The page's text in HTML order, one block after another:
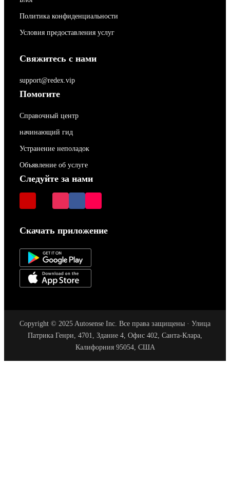
Политика конфиденциальности
Условия предоставления услуг
Свяжитесь с нами
support@redex.vip
Помогите
Справочный центр
начинающий гид
Устранение неполадок
Объявление об услуге
Следуйте за нами
Скачать приложение
Copyright © 2025 Autosense Inc. Все права защищены · Улица
Патрика Генри, 4701, Здание 4, Офис 402, Санта-Клара,
Калифорния 95054, США